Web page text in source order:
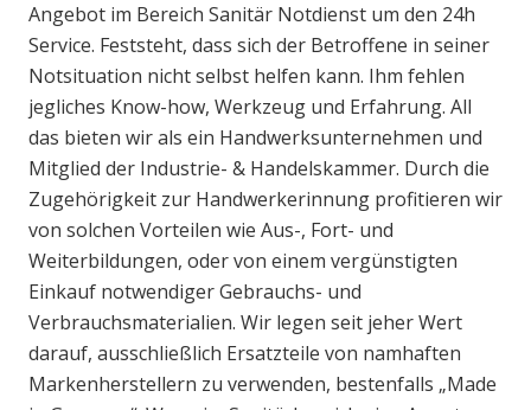
Angebot im Bereich Sanitär Notdienst um den 24h
Service. Feststeht, dass sich der Betroffene in seiner
Notsituation nicht selbst helfen kann. Ihm fehlen
jegliches Know-how, Werkzeug und Erfahrung. All
das bieten wir als ein Handwerksunternehmen und
Mitglied der Industrie- & Handelskammer. Durch die
Zugehörigkeit zur Handwerkerinnung profitieren wir
von solchen Vorteilen wie Aus-, Fort- und
Weiterbildungen, oder von einem vergünstigten
Einkauf notwendiger Gebrauchs- und
Verbrauchsmaterialien. Wir legen seit jeher Wert
darauf, ausschließlich Ersatzteile von namhaften
Markenherstellern zu verwenden, bestenfalls „Made